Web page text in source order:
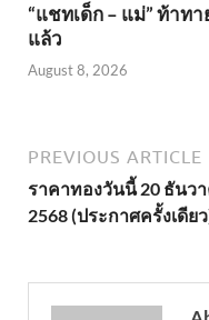
“แชทเด็ก – แม่” ท้าท
แล้ว
August 8, 2026
PREVIOUS ARTICLE
ราคาทองวันนี้ 20 ธันว
2568 (ประกาศครั้งเดีย